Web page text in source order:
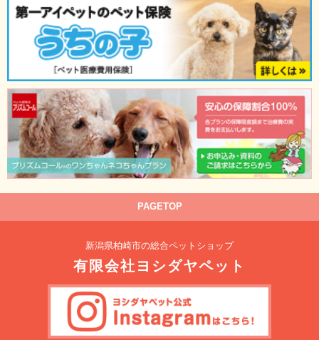
PAGETOP
新潟県柏崎市の総合ペットショップ
有限会社ヨシダヤペット